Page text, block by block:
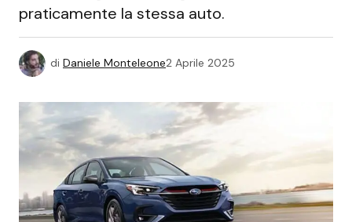
praticamente la stessa auto.
di Daniele Monteleone2 Aprile 2025